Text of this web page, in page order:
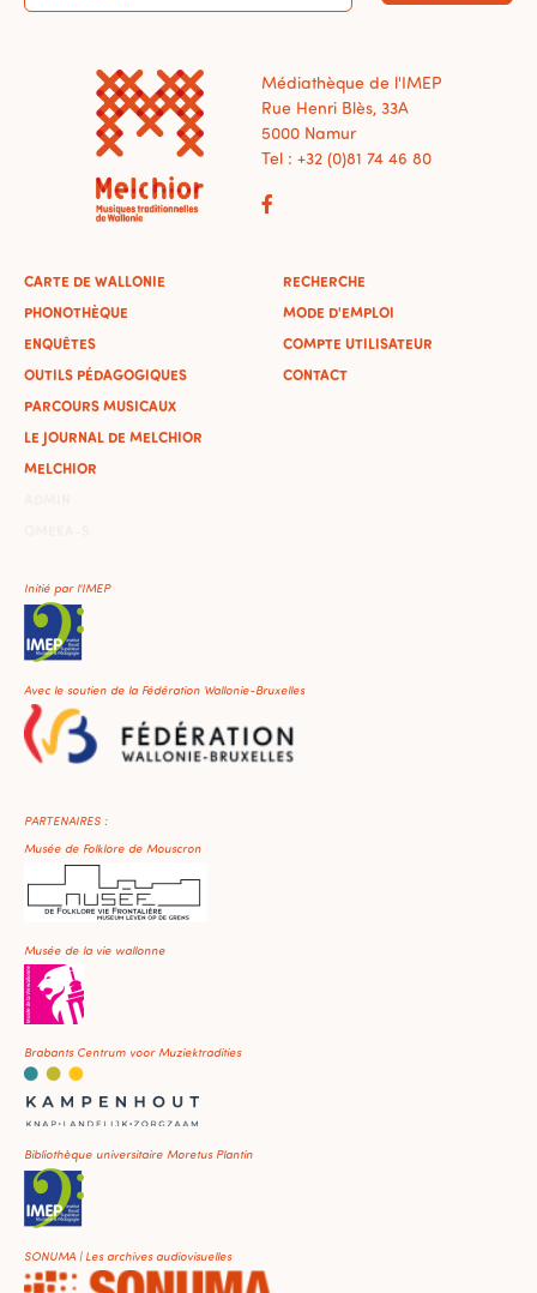
Médiathèque de l'IMEP
Rue Henri Blès, 33A
5000 Namur
Tel : +32 (0)81 74 46 80
CARTE DE WALLONIE
PHONOTHÈQUE
ENQUÊTES
OUTILS PÉDAGOGIQUES
PARCOURS MUSICAUX
LE JOURNAL DE MELCHIOR
MELCHIOR
RECHERCHE
MODE D'EMPLOI
COMPTE UTILISATEUR
CONTACT
Initié par l'IMEP
Avec le soutien de la Fédération Wallonie-Bruxelles
PARTENAIRES :
Musée de Folklore de Mouscron
Musée de la vie wallonne
Brabants Centrum voor Muziektradities
Bibliothèque universitaire Moretus Plantin
SONUMA | Les archives audiovisuelles